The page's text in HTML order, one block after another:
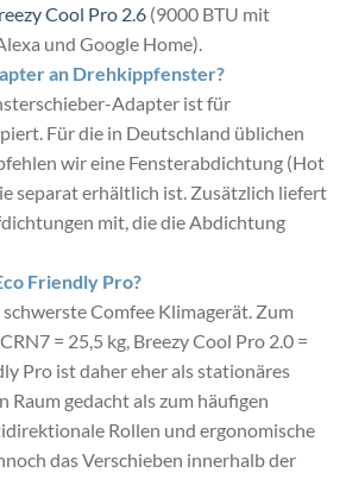
Cool Pro 2.6 (9000 BTU mit
und Google Home).
an Drehkippfenster?
Adapter ist für
Für die in Deutschland üblichen
wir eine Fensterabdichtung (Hot
separat erhältlich ist. Zusätzlich liefert
mit, die die Abdichtung
Friendly Pro?
Comfee Klimagerät. Zum
= 25,5 kg, Breezy Cool Pro 2.0 =
Pro ist daher eher als stationäres
Raum gedacht als zum häufigen
Rollen und ergonomische
das Verschieben innerhalb der